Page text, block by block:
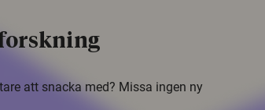
att snacka med? Missa ingen ny